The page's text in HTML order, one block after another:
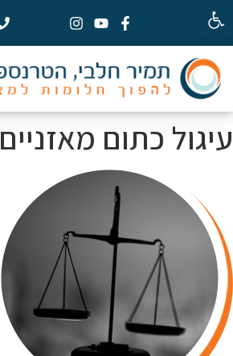
פתח סרגל נגישות
עיגול כתום מאזניים